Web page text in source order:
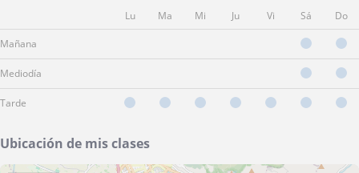
Lu Ma Mi Ju Vi Sá Do
Mañana
Mediodía
Tarde
Ubicación de mis clases